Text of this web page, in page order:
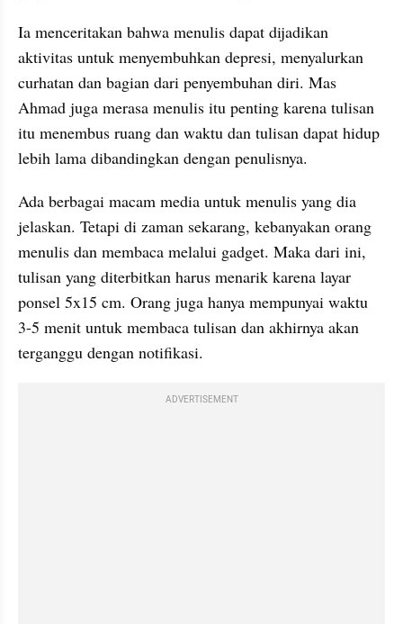
Ia menceritakan bahwa menulis dapat dijadikan
aktivitas untuk menyembuhkan depresi, menyalurkan
curhatan dan bagian dari penyembuhan diri. Mas
Ahmad juga merasa menulis itu penting karena tulisan
itu menembus ruang dan waktu dan tulisan dapat hidup
lebih lama dibandingkan dengan penulisnya.
Ada berbagai macam media untuk menulis yang dia
jelaskan. Tetapi di zaman sekarang, kebanyakan orang
menulis dan membaca melalui gadget. Maka dari ini,
tulisan yang diterbitkan harus menarik karena layar
ponsel 5x15 cm. Orang juga hanya mempunyai waktu
3-5 menit untuk membaca tulisan dan akhirnya akan
terganggu dengan notifikasi.
ADVERTISEMENT